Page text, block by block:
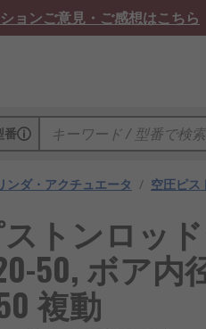
ョンご意見・ご感想はこちら
番
ンダ・アクチュエータ / 空圧ピス
ストンロッ
50, ボア内
複動